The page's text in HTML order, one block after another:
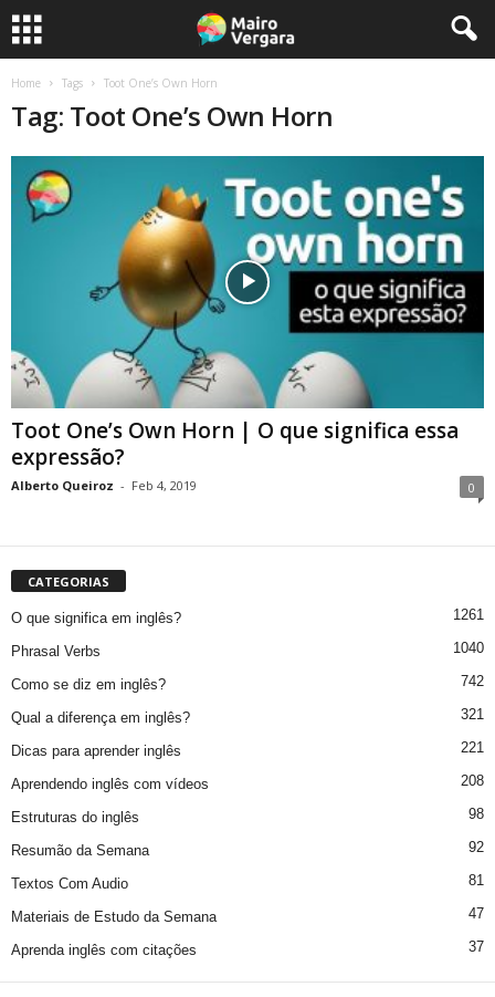
Home Tags Toot One’s Own Horn
Tag: Toot One’s Own Horn
Toot One’s Own Horn | O que significa essa
expressão?
Alberto Queiroz - Feb 4, 2019 0
CATEGORIAS
O que significa em inglês? 1261
Phrasal Verbs 1040
Como se diz em inglês? 742
Qual a diferença em inglês? 321
Dicas para aprender inglês 221
Aprendendo inglês com vídeos 208
Estruturas do inglês 98
Resumão da Semana 92
Textos Com Audio 81
Materiais de Estudo da Semana 47
Aprenda inglês com citações 37